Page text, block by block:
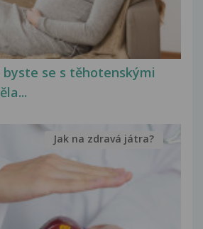
byste se s těhotenskými
Jak na zdravá játra?